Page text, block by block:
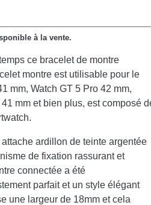
à la vente.
ce bracelet de montre
montre est utilisable pour le
mm, Watch GT 5 Pro 42 mm,
mm et bien plus, est composé
ardillon de teinte argentée
de fixation rassurant et
connectée a été
parfait et un style élégant
une largeur de 18mm et cela